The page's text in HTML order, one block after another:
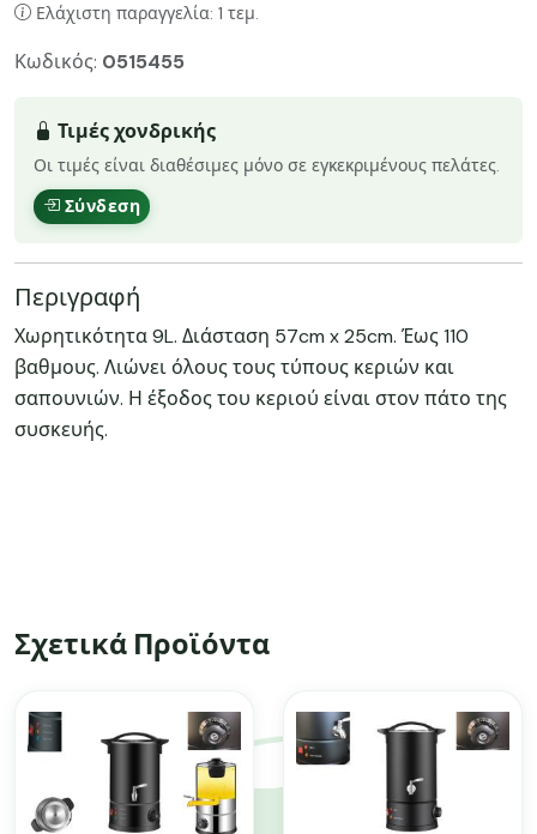
Ελάχιστη παραγγελία: 1 τεμ.
Κωδικός: 0515455
Τιμές χονδρικής
Οι τιμές είναι διαθέσιμες μόνο σε εγκεκριμένους πελάτες.
Σύνδεση
Περιγραφή
Χωρητικότητα 9L. Διάσταση 57cm x 25cm. Έως 110
βαθμους. Λιώνει όλους τους τύπους κεριών και
σαπουνιών. Η έξοδος του κεριού είναι στον πάτο της
συσκευής.
Σχετικά Προϊόντα